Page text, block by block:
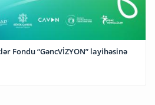
Fondu “GəncVİZYON” layihəsinə